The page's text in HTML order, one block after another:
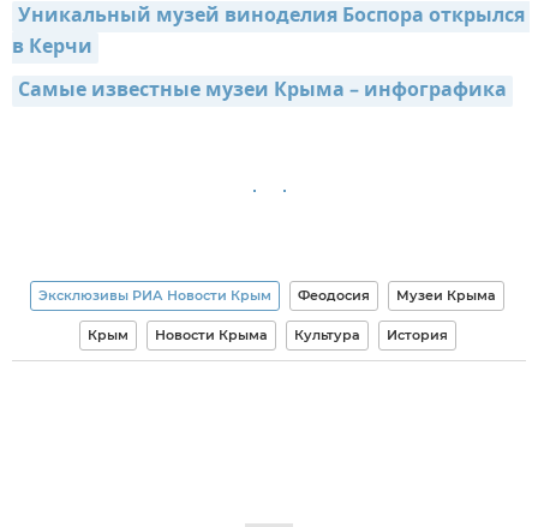
Уникальный музей виноделия Боспора открылся
в Керчи
Самые известные музеи Крыма – инфографика
Эксклюзивы РИА Новости Крым Феодосия Музеи Крыма
Крым Новости Крыма Культура История